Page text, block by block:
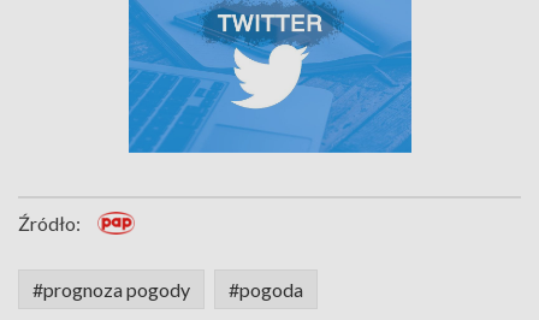
Źródło:
#prognoza pogody #pogoda